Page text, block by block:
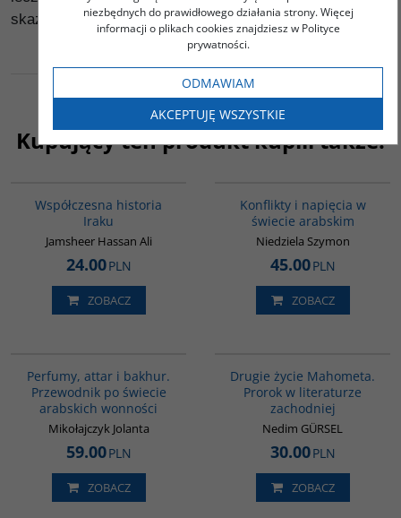
skazani na konfrontację z muzułmanami.
Kupujący ten produkt kupili także:
Współczesna historia
Iraku
Jamsheer Hassan Ali
24.00PLN
ZOBACZ
Konflikty i napięcia w
świecie arabskim
Niedziela Szymon
45.00PLN
ZOBACZ
Perfumy, attar i bakhur.
Przewodnik po świecie
arabskich wonności
Mikołajczyk Jolanta
59.00PLN
ZOBACZ
Drugie życie Mahometa.
Prorok w literaturze
zachodniej
Nedim GÜRSEL
30.00PLN
ZOBACZ
niezbędnych do prawidłowego działania strony. Więcej
informacji o plikach cookies znajdziesz w Polityce
prywatności.
ODMAWIAM
AKCEPTUJĘ WSZYSTKIE